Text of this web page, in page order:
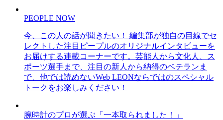
PEOPLE NOW
今、この人の話が聞きたい！ 編集部が独自の目線でセ
レクトした注目ピープルのオリジナルインタビューを
お届けする連載コーナーです。芸能人から文化人、ス
ポーツ選手まで、注目の新人から納得のベテランま
で、他では読めないWeb LEONならではのスペシャル
トークをお楽しみください！
腕時計のプロが選ぶ「一本取られました！」